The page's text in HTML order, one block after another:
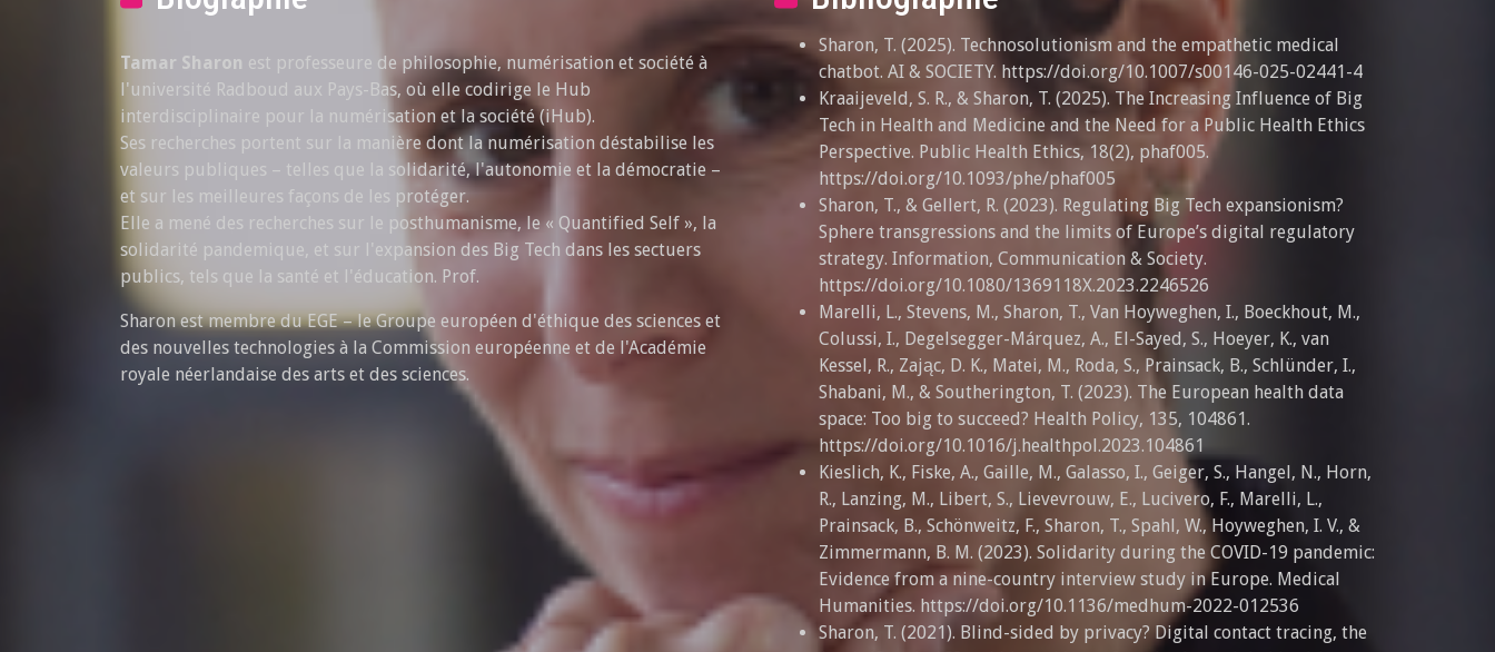
Tamar Sharon est professeure de philosophie, numérisation et société à
l'université Radboud aux Pays-Bas, où elle codirige le Hub
interdisciplinaire pour la numérisation et la société (iHub).
Ses recherches portent sur la manière dont la numérisation déstabilise les
valeurs publiques – telles que la solidarité, l'autonomie et la démocratie –
et sur les meilleures façons de les protéger.
Elle a mené des recherches sur le posthumanisme, le « Quantified Self », la
solidarité pandemique, et sur l'expansion des Big Tech dans les sectuers
publics, tels que la santé et l'éducation. Prof.
Sharon est membre du EGE – le Groupe européen d'éthique des sciences et
des nouvelles technologies à la Commission européenne et de l'Académie
royale néerlandaise des arts et des sciences.
Sharon, T. (2025). Technosolutionism and the empathetic medical
chatbot. AI & SOCIETY. https://doi.org/10.1007/s00146-025-02441-4
Kraaijeveld, S. R., & Sharon, T. (2025). The Increasing Influence of Big
Tech in Health and Medicine and the Need for a Public Health Ethics
Perspective. Public Health Ethics, 18(2), phaf005.
https://doi.org/10.1093/phe/phaf005
Sharon, T., & Gellert, R. (2023). Regulating Big Tech expansionism?
Sphere transgressions and the limits of Europe’s digital regulatory
strategy. Information, Communication & Society.
https://doi.org/10.1080/1369118X.2023.2246526
Marelli, L., Stevens, M., Sharon, T., Van Hoyweghen, I., Boeckhout, M.,
Colussi, I., Degelsegger-Márquez, A., El-Sayed, S., Hoeyer, K., van
Kessel, R., Zając, D. K., Matei, M., Roda, S., Prainsack, B., Schlünder, I.,
Shabani, M., & Southerington, T. (2023). The European health data
space: Too big to succeed? Health Policy, 135, 104861.
https://doi.org/10.1016/j.healthpol.2023.104861
Kieslich, K., Fiske, A., Gaille, M., Galasso, I., Geiger, S., Hangel, N., Horn,
R., Lanzing, M., Libert, S., Lievevrouw, E., Lucivero, F., Marelli, L.,
Prainsack, B., Schönweitz, F., Sharon, T., Spahl, W., Hoyweghen, I. V., &
Zimmermann, B. M. (2023). Solidarity during the COVID-19 pandemic:
Evidence from a nine-country interview study in Europe. Medical
Humanities. https://doi.org/10.1136/medhum-2022-012536
Sharon, T. (2021). Blind-sided by privacy? Digital contact tracing, the